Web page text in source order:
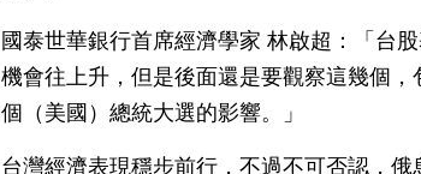
國泰世華銀行首席經濟學家 林啟超：「台
機會往上升，但是後面還是要觀察這幾個
個（美國）總統大選的影響。」
台灣經濟表現穩步前行，不過不可否認，